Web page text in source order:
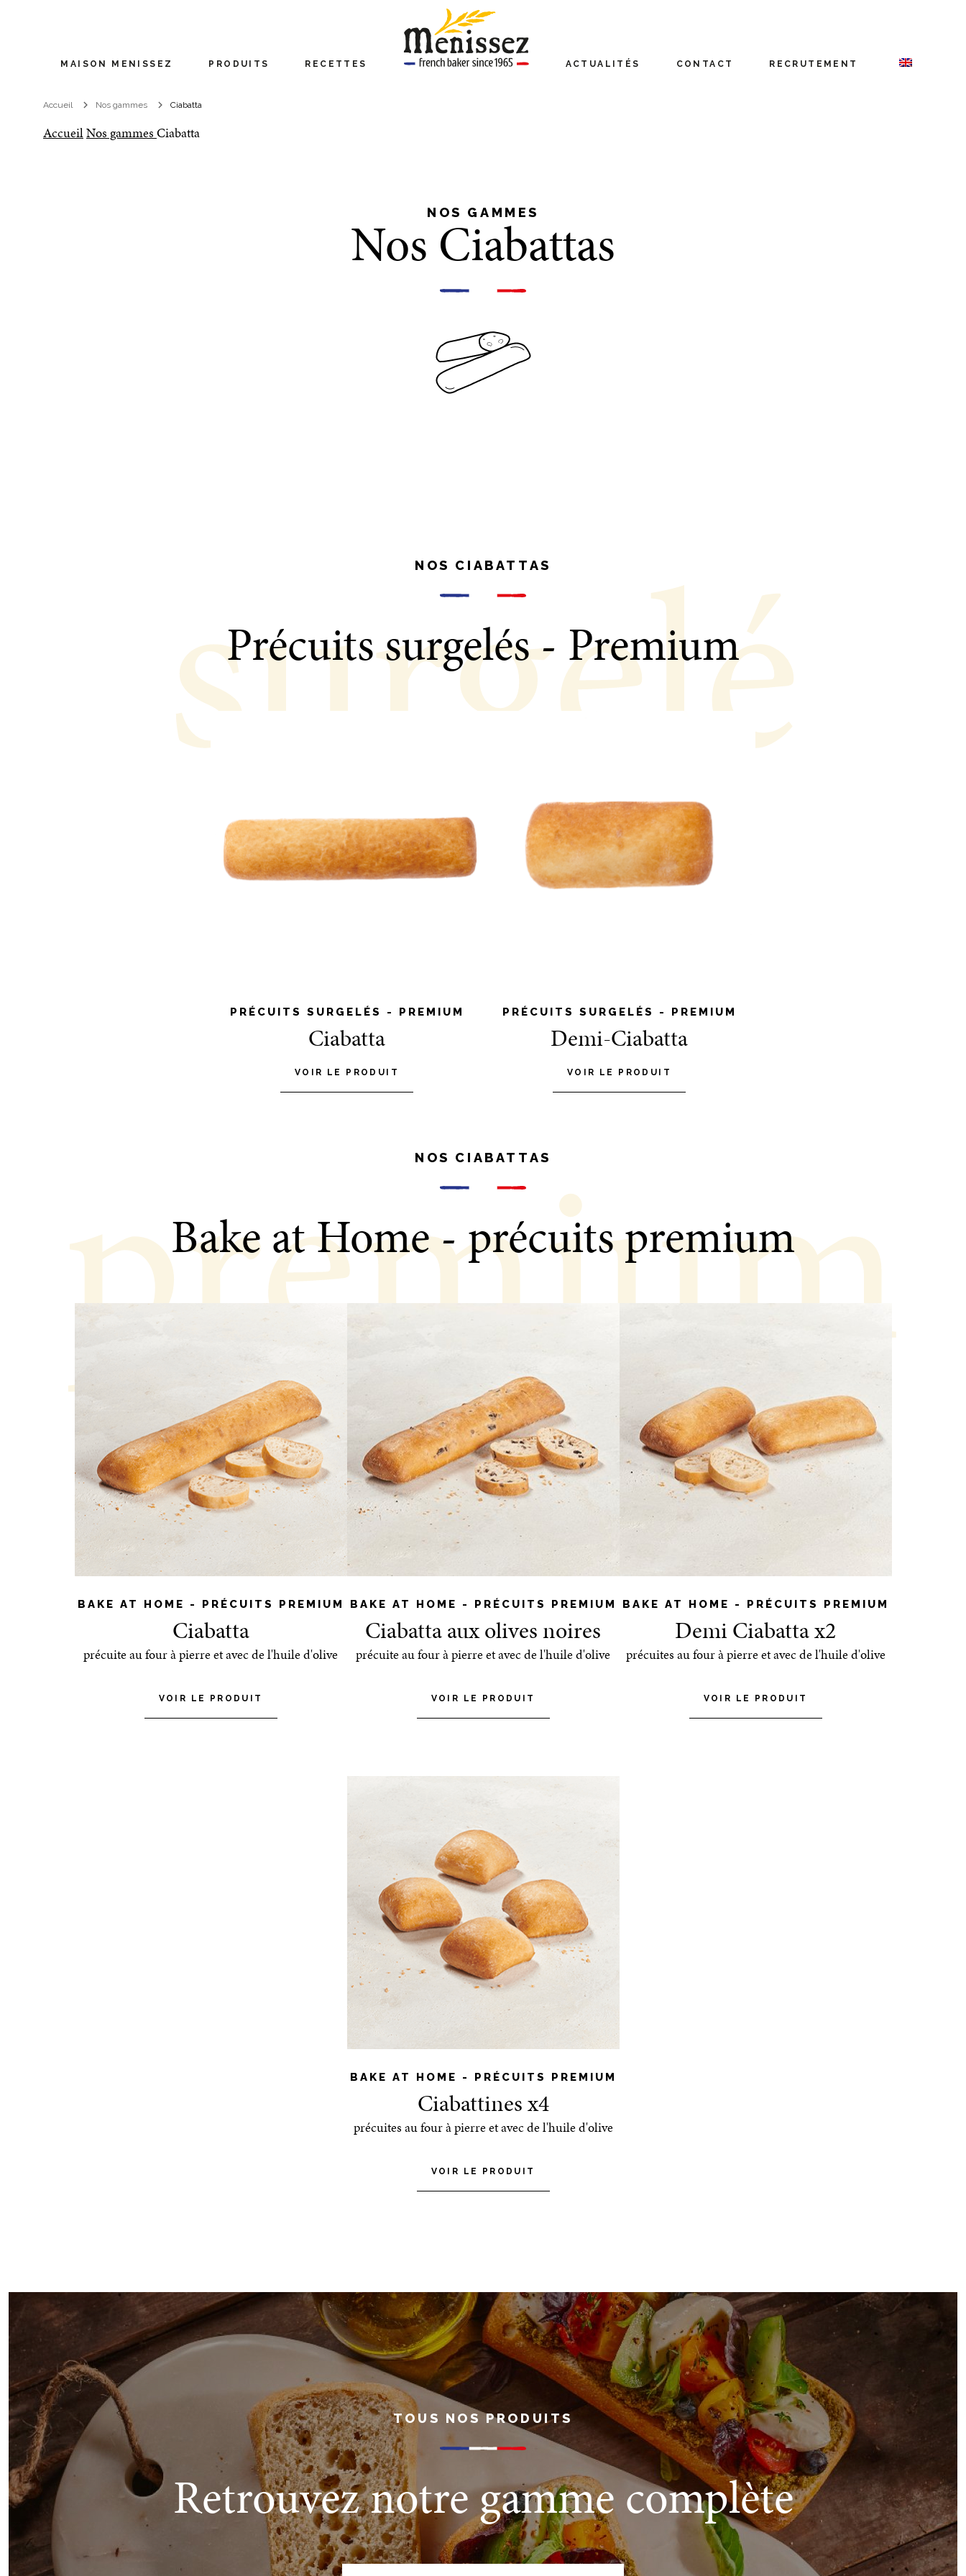
MAISON MENISSEZ PRODUITS RECETTES ACTUALITÉS CONTACT RECRUTEMENT
Accueil Nos gammes Ciabatta
AccueilNos gammesCiabatta
NOS GAMMES
Nos Ciabattas
surgelé
NOS CIABATTAS
Précuits surgelés - Premium
PRÉCUITS SURGELÉS - PREMIUM
Ciabatta
VOIR LE PRODUIT
PRÉCUITS SURGELÉS - PREMIUM
Demi-Ciabatta
VOIR LE PRODUIT
premium
NOS CIABATTAS
Bake at Home - précuits premium
BAKE AT HOME - PRÉCUITS PREMIUM
Ciabatta
précuite au four à pierre et avec de l'huile d'olive
VOIR LE PRODUIT
BAKE AT HOME - PRÉCUITS PREMIUM
Ciabatta aux olives noires
précuite au four à pierre et avec de l'huile d'olive
VOIR LE PRODUIT
BAKE AT HOME - PRÉCUITS PREMIUM
Demi Ciabatta x2
précuites au four à pierre et avec de l'huile d'olive
VOIR LE PRODUIT
BAKE AT HOME - PRÉCUITS PREMIUM
Ciabattines x4
précuites au four à pierre et avec de l'huile d'olive
VOIR LE PRODUIT
TOUS NOS PRODUITS
Retrouvez notre gamme complète